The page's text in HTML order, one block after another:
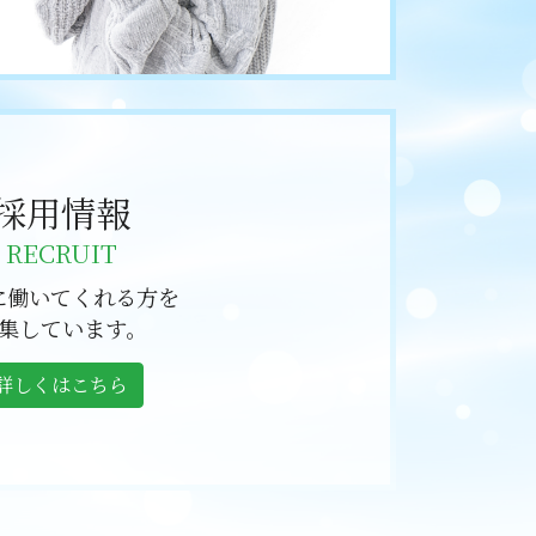
用情報
RECRUIT
いてくれる方を
しています。
しくはこちら